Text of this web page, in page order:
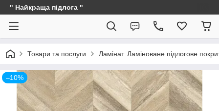
" Найкраща підлога "
Товари та послуги Ламінат. Ламіноване підлогове
–10%